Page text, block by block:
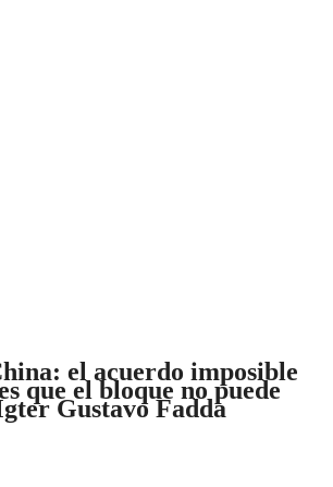
el acuerdo imposible
que el bloque no puede
Gustavo Fadda